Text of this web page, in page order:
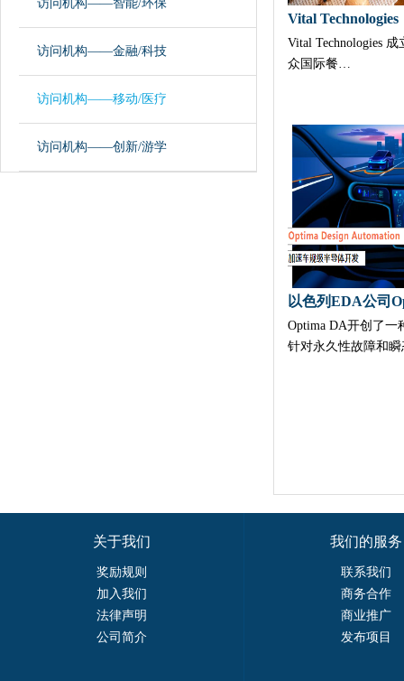
访问机构——智能/环保
访问机构——金融/科技
访问机构——移动/医疗
访问机构——创新/游学
Vital Technologies
众国际餐…
以色列EDA公司
Optima DA开创了一
针对永久性故障和
关于我们
奖励规则
加入我们
法律声明
公司简介
我们的服务
联系我们
商务合作
商业推广
发布项目